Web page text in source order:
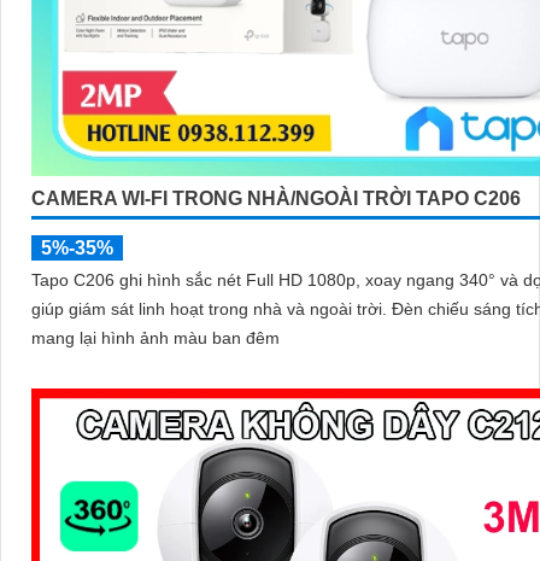
CAMERA WI-FI TRONG NHÀ/NGOÀI TRỜI TAPO C206
5%-35%
Tapo C206 ghi hình sắc nét Full HD 1080p, xoay ngang 340° và
giúp giám sát linh hoạt trong nhà và ngoài trời. Đèn chiếu sáng tích hợp
mang lại hình ảnh màu ban đêm